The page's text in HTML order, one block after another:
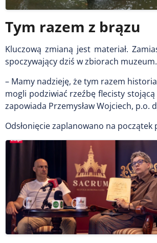
Tym razem z brązu
Kluczową zmianą jest materiał.
spoczywający dziś w zbiorach muzeum.
– Mamy nadzieję, że tym razem
mogli podziwiać rzeźbę flecisty
zapowiada Przemysław Wojciech,
Odsłonięcie zaplanowano na